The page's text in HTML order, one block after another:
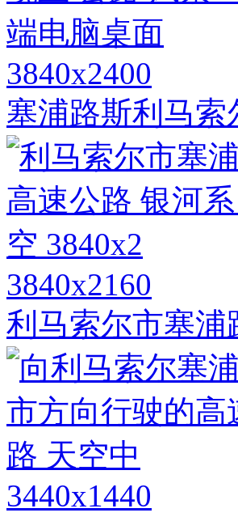
3840x2400
塞浦路斯利马
3840x2160
利马索尔市塞浦
3440x1440